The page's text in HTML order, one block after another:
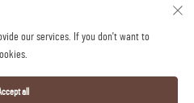
machinery co.,ltd. Alle rettigheter
our services. If you don't want to
all